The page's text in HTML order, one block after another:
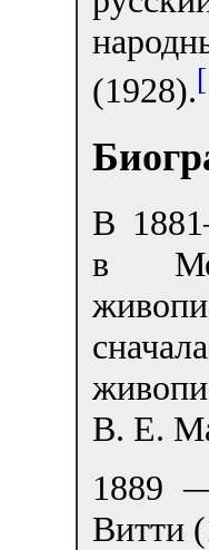
(1928).
В
в
В. Е.
1889
Витти